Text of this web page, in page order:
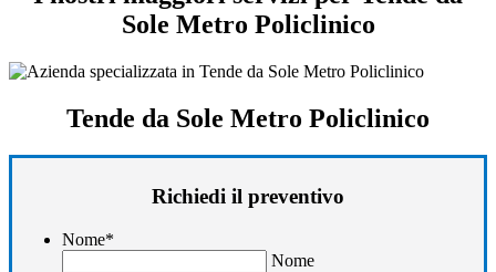
Sole Metro Policlinico
Tende da Sole Metro Policlinico
Richiedi il preventivo
Nome*
Nome